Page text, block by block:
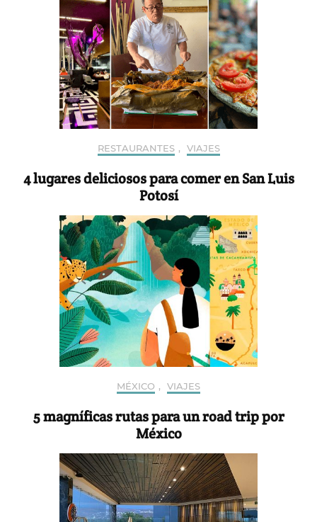
RESTAURANTES , VIAJES
4 lugares deliciosos para comer en San Luis
Potosí
MÉXICO , VIAJES
5 magníficas rutas para un road trip por
México